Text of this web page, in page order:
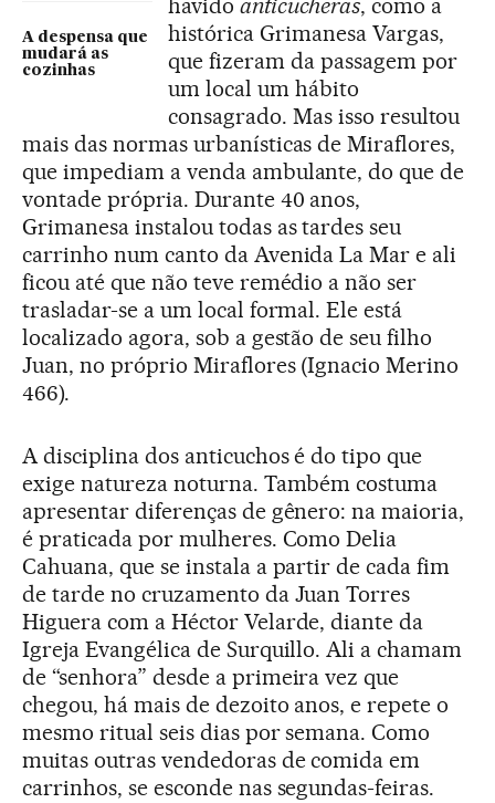
A despensa que
mudará as
cozinhas
havido anticucheras, como a
histórica Grimanesa Vargas,
que fizeram da passagem por
um local um hábito
consagrado. Mas isso resultou
mais das normas urbanísticas de Miraflores,
que impediam a venda ambulante, do que de
vontade própria. Durante 40 anos,
Grimanesa instalou todas as tardes seu
carrinho num canto da Avenida La Mar e ali
ficou até que não teve remédio a não ser
trasladar-se a um local formal. Ele está
localizado agora, sob a gestão de seu filho
Juan, no próprio Miraflores (Ignacio Merino
466).
A disciplina dos anticuchos é do tipo que
exige natureza noturna. Também costuma
apresentar diferenças de gênero: na maioria,
é praticada por mulheres. Como Delia
Cahuana, que se instala a partir de cada fim
de tarde no cruzamento da Juan Torres
Higuera com a Héctor Velarde, diante da
Igreja Evangélica de Surquillo. Ali a chamam
de “senhora” desde a primeira vez que
chegou, há mais de dezoito anos, e repete o
mesmo ritual seis dias por semana. Como
muitas outras vendedoras de comida em
carrinhos, se esconde nas segundas-feiras.